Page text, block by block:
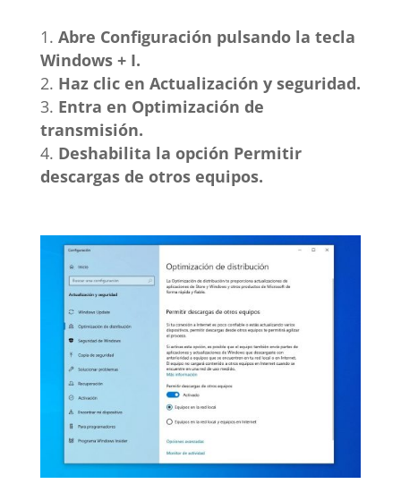
Abre Configuración pulsando la tecla
Windows + I.
Haz clic en Actualización y seguridad.
Entra en Optimización de
transmisión.
Deshabilita la opción Permitir
descargas de otros equipos.